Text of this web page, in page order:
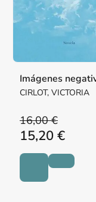
Imágenes
CIRLOT, VICTORIA
16,00 €
15,20 €